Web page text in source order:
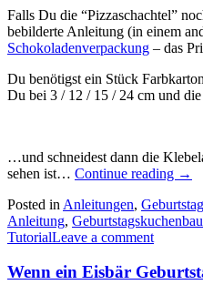
Falls Du die “Pizzaschachtel”
bebilderte Anleitung (in einem
Schokoladenverpackung – das
Du benötigst ein Stück
Du bei 3 / 12 / 15 / 24 cm und
…und schneidest dann die
sehen ist… Continue reading „Die
für
den
→
Posted in Anleitungen, Geburtstag
Anleitung,
TutorialLeave a comment
Wenn ein Eisbär